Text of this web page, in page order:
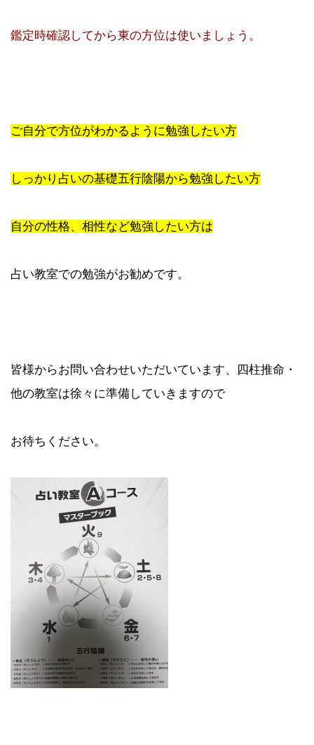
鑑定時確認してから東の方位は使いましょう。
ご自分で方位がわかるように勉強したい方
しっかり占いの基礎五行陰陽から勉強したい方
自分の性格、相性など勉強したい方は
占い教室での勉強がお勧めです。
皆様からお問い合わせいただいています、四柱推命・
他の教室は徐々に準備していきますので
お待ちください。